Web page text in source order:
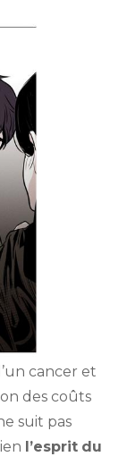
cancer et
des coûts
suit pas
l’esprit du